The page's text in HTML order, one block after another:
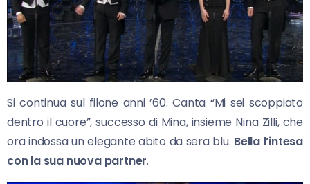
Si continua sul filone anni ’60. Canta “Mi sei scoppiato
dentro il cuore”, successo di Mina, insieme Nina Zilli, che
ora indossa un elegante abito da sera blu. Bella l’intesa
con la sua nuova partner.